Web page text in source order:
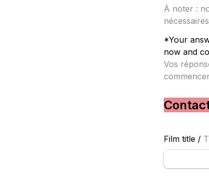
À noter :
*Your
Vos
Film title /